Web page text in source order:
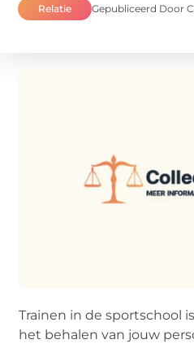
Relatie Gepubliceerd Door
Trainen in de sportschool
het behalen van jouw